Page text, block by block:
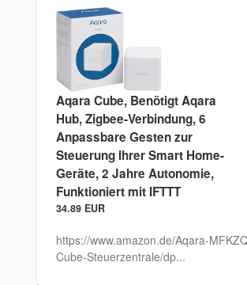
Aqara Cube, Benötigt Aqara
Hub, Zigbee-Verbindung, 6
Anpassbare Gesten zur
Steuerung Ihrer Smart Home-
Geräte, 2 Jahre Autonomie,
Funktioniert mit IFTTT
34.89 EUR
https://www.amazon.de/Aqara-
Cube-Steuerzentrale/dp...